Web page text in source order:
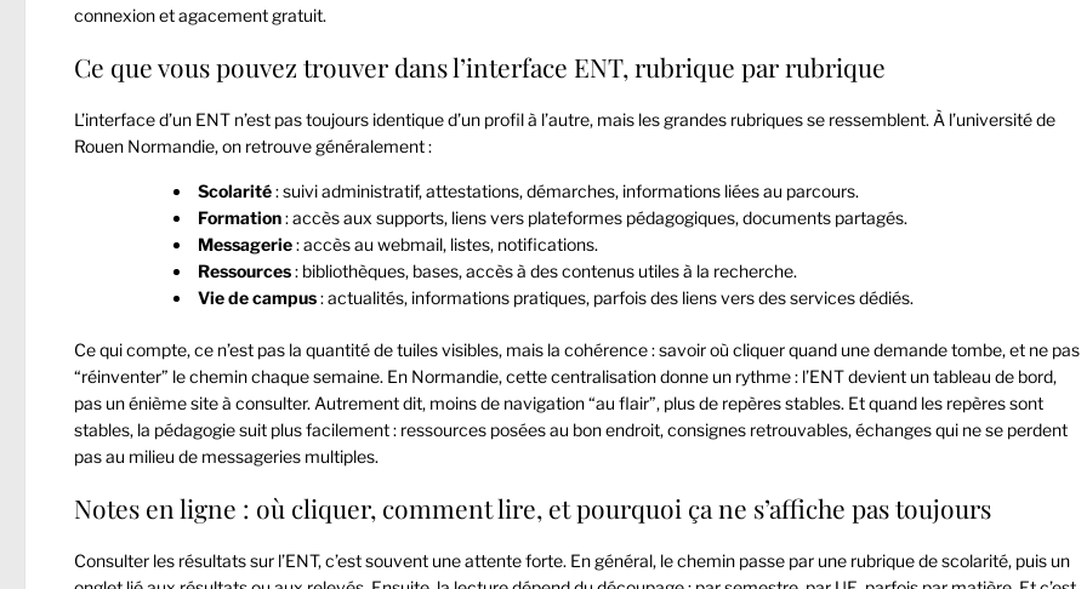
connexion et agacement gratuit.
Ce que vous pouvez trouver dans l’interface ENT, rubrique par rubrique
L’interface d’un ENT n’est pas toujours identique d’un profil à l’autre, mais les grandes rubriques se ressemblent. À l’université de
Rouen Normandie, on retrouve généralement :
Scolarité: suivi administratif, attestations, démarches, informations liées au parcours.
Formation: accès aux supports, liens vers plateformes pédagogiques, documents partagés.
Messagerie: accès au webmail, listes, notifications.
Ressources: bibliothèques, bases, accès à des contenus utiles à la recherche.
Vie de campus: actualités, informations pratiques, parfois des liens vers des services dédiés.
Ce qui compte, ce n’est pas la quantité de tuiles visibles, mais la cohérence : savoir où cliquer quand une demande tombe, et ne pas
“réinventer” le chemin chaque semaine. En Normandie, cette centralisation donne un rythme : l’ENT devient un tableau de bord,
pas un énième site à consulter. Autrement dit, moins de navigation “au flair”, plus de repères stables. Et quand les repères sont
stables, la pédagogie suit plus facilement : ressources posées au bon endroit, consignes retrouvables, échanges qui ne se perdent
pas au milieu de messageries multiples.
Notes en ligne : où cliquer, comment lire, et pourquoi ça ne s’affiche pas toujours
Consulter les résultats sur l’ENT, c’est souvent une attente forte. En général, le chemin passe par une rubrique de scolarité, puis un